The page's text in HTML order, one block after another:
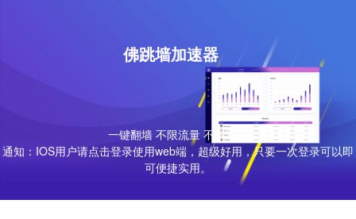
佛跳墙加速器
一键翻墙 不限流量 不限速度
通知：IOS用户请点击登录使用web端，超级好用，只要一次登录可以即
可便捷实用。